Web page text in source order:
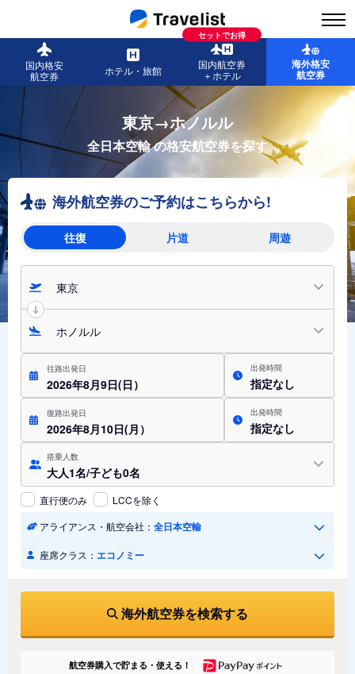
国内格安
航空券
ホテル・旅館
セットでお得
国内航空券
＋ホテル
海外格安
航空券
東京→ホノルル
全日本空輸の格安航空券を探す
海外航空券のご予約はこちらから!
往復 片道 周遊
東京
ホノルル
往路出発日
2026年8月9日(日）
出発時間
指定なし
復路出発日
2026年8月10日(月）
出発時間
指定なし
搭乗人数
大人1名/子ども0名
直行便のみ
LCCを除く
アライアンス・航空会社： 全日本空輸
座席クラス： エコノミー
海外航空券を検索する
航空券購入で貯まる・使える！